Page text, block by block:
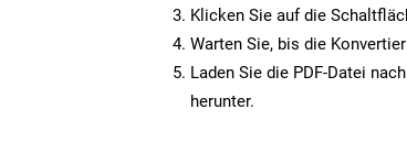
Klicken Sie auf die
Warten Sie, bis die
Laden Sie die PDF-Datei
herunter.